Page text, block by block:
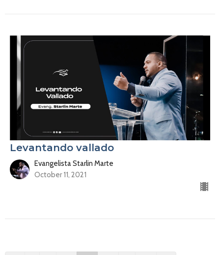
Levantando vallado
Evangelista Starlin Marte
October 11, 2021